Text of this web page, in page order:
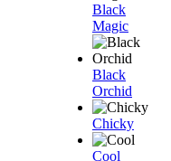
Black
Magic
Black
Orchid
Chicky
Cool